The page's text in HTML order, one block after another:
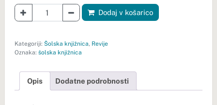
količina Šolska knjižnica (3-4/2025)
Dodaj v košarico
Kategoriji: Šolska knjižnica, Revije
Oznaka: šolska knjižnica
Opis Dodatne podrobnosti